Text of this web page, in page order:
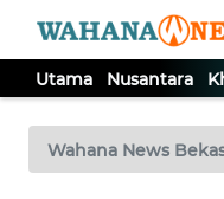
Utama Nusantara
Wahana News
TV
Tutup